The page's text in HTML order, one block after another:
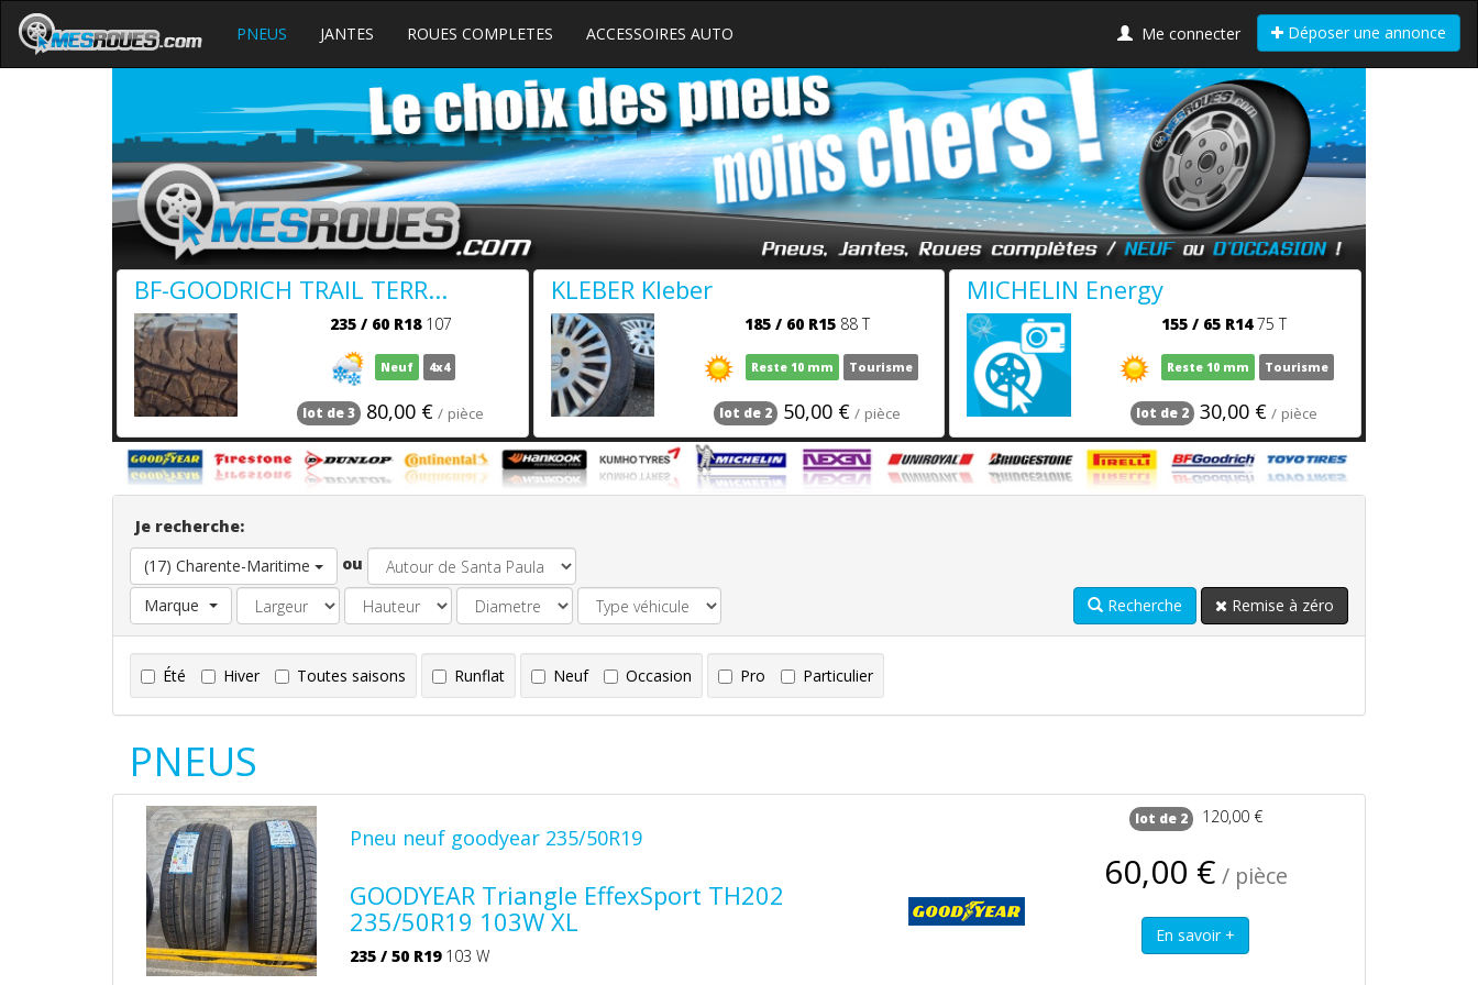
PNEUS JANTES ROUES COMPLETES ACCESSOIRES AUTO Me connecter Déposer une annonce
BF-GOODRICH TRAIL TERR...
235 / 60 R18107
Neuf 4x4
lot de 3 80,00 € / pièce
KLEBER Kleber
185 / 60 R15 88 T
Reste 10 mm Tourisme
lot de 2 50,00 € / pièce
MICHELIN Energy
155 / 65 R1475 T
Reste 10 mm Tourisme
lot de 2 30,00 € / pièce
Je recherche:
(17) Charente-Maritime
ou
Marque Recherche Remise à zéro
Été Hiver Toutes saisons Runflat Neuf Occasion Pro Particulier
PNEUS
Pneu neuf goodyear 235/50R19
GOODYEAR Triangle EffexSport TH202
235/50R19 103W XL
235 / 50 R19103 W
lot de 2 120,00 €
60,00 € / pièce